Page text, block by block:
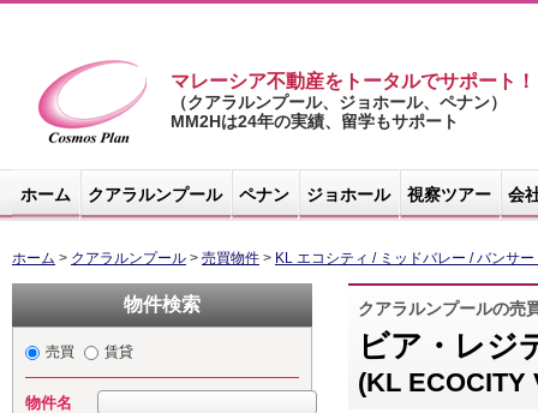
コスモスプラ
マレーシア不動産をトータルでサポート！
（クアラルンプール、ジョホール、ペナン）
MM2Hは24年の実績、留学もサポート
ホーム クアラルンプール ペナン ジョホール 視察ツアー 会
ホーム > クアラルンプール > 売買物件 > KL エコシティ / ミッドバレー / バンサ
物件検索
売買 賃貸
物件名
クアラルンプールの売
ビア・レ
(KL